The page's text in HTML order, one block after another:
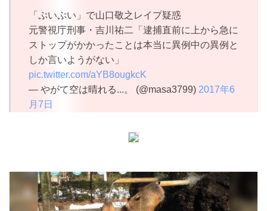
「ぷいぷい」で山口敬之レイプ疑惑
元警視庁刑事・吉川祐二「逮捕直前に上から急に
ストップがかかったことは本当に異例中の異例と
しか言いようがない」
pic.twitter.com/aYB8ougkcK
— やがて空は晴れる...。 (@masa3799) 2017年6
月7日